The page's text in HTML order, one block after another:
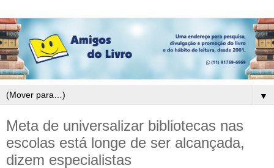
▼
Meta de universalizar bibliotecas nas
escolas está longe de ser alcançada,
dizem especialistas